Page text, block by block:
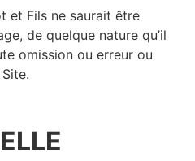
et Fils ne saurait être
de quelque nature qu’il
omission ou erreur ou